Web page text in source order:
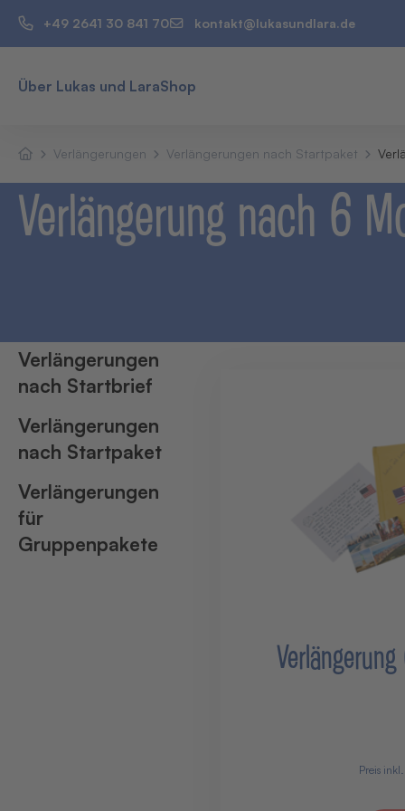
+49 2641 30 841 70 kontakt@lukasundlara.de
Über Lukas und LaraShop
Verlängerungen Verlängerungen nach Startpaket
Verlängerung nach 6
Verlängerungen
nach Startbrief
Verlängerungen
nach Startpaket
Verlängerungen
für
Gruppenpakete
Preis